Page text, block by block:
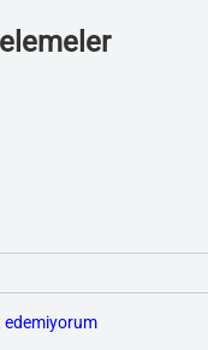
edemiyorum